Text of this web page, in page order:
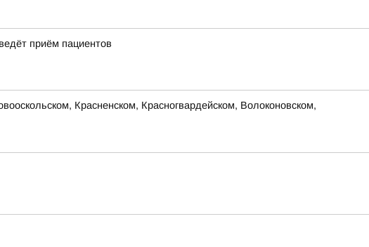
приём пациентов
Красненском, Красногвардейском, Волоконовском,